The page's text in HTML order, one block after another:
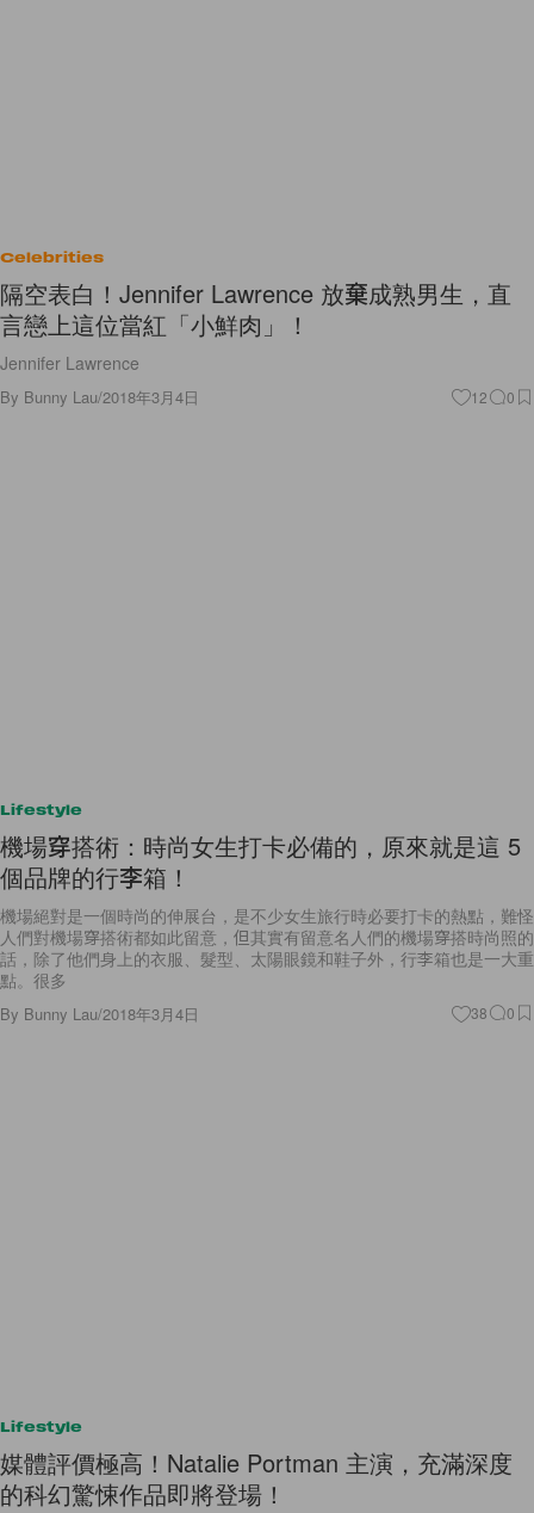
Celebrities
隔空表白！Jennifer Lawrence 放棄成熟男生，直
言戀上這位當紅「小鮮肉」！
Jennifer Lawrence
By Bunny Lau/2018年3月4日 12 0
Lifestyle
機場穿搭術：時尚女生打卡必備的，原來就是這 5
個品牌的行李箱！
機場絕對是一個時尚的伸展台，是不少女生旅行時必要打卡的熱點，難怪
人們對機場穿搭術都如此留意，但其實有留意名人們的機場穿搭時尚照的
話，除了他們身上的衣服、髮型、太陽眼鏡和鞋子外，行李箱也是一大重
點。很多
By Bunny Lau/2018年3月4日 38 0
Lifestyle
媒體評價極高！Natalie Portman 主演，充滿深度
的科幻驚悚作品即將登場！